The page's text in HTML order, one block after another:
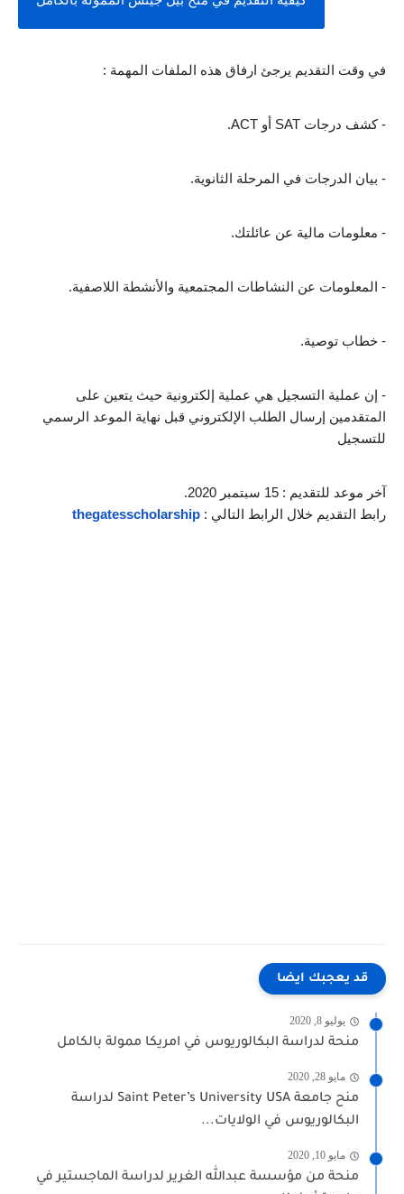
في وقت التقديم يرجئ ارفاق هذه الملفات المهمة :
- كشف درجات SAT أو ACT.
- بيان الدرجات في المرحلة الثانوية.
- معلومات مالية عن عائلتك.
- المعلومات عن النشاطات المجتمعية والأنشطة اللاصفية.
- خطاب توصية.
للتسجيل
آخر موعد للتقديم : 15 سبتمبر 2020.
رابط التقديم خلال الرابط التالي : thegatesscholarship
قد يعجبك ايضا
يوليو 8, 2020
منحة لدراسة البكالوريوس في امريكا ممولة بالكامل
مايو 28, 2020
منح جامعة Saint Peter’s University USA لدراسة
البكالوريوس في الولايات...
مايو 10, 2020
منحة من مؤسسة عبدالله الغرير لدراسة الماجستير في